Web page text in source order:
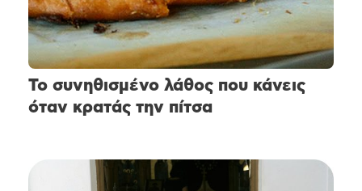
Το συνηθισμένο λάθος που κάνεις
όταν κρατάς την πίτσα